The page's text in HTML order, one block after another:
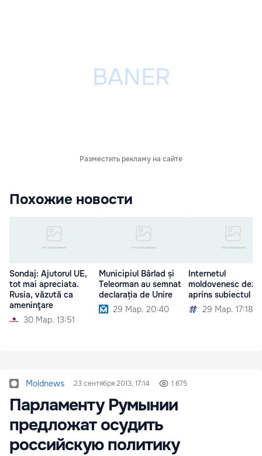
Разместить рекламу на сайте
Похожие новости
Sondaj: Ajutorul UE,
tot mai apreciata.
Rusia, văzută ca
ameninţare
30 Мар. 13:51
Municipiul Bârlad și
Teleorman au semnat
declarația de Unire
29 Мар. 20:40
Internetul
moldovenesc
aprins subiectul
29 Мар. 17:18
Moldnews 23 сентября 2013, 17:14 1 675
Парламенту Румынии
предложат осудить
российскую политику